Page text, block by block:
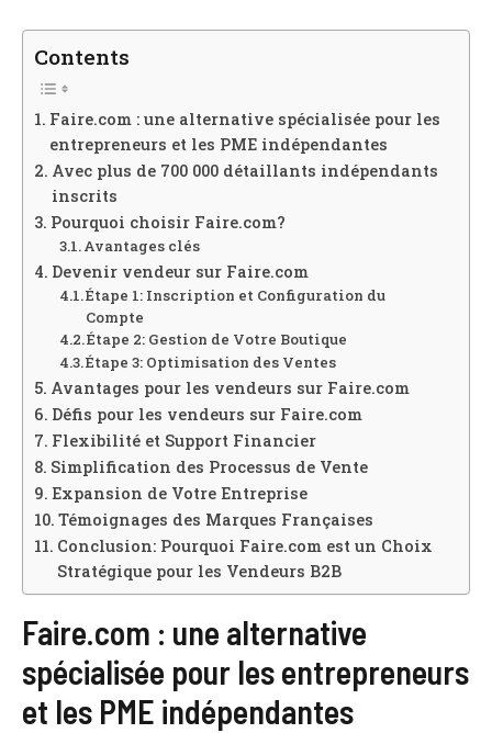
Contents
Faire.com : une alternative spécialisée pour les
entrepreneurs et les PME indépendantes
Avec plus de 700 000 détaillants indépendants
inscrits
Pourquoi choisir Faire.com?
Avantages clés
Devenir vendeur sur Faire.com
Étape 1: Inscription et Configuration du
Compte
Étape 2: Gestion de Votre Boutique
Étape 3: Optimisation des Ventes
Avantages pour les vendeurs sur Faire.com
Défis pour les vendeurs sur Faire.com
Flexibilité et Support Financier
Simplification des Processus de Vente
Expansion de Votre Entreprise
Témoignages des Marques Françaises
Conclusion: Pourquoi Faire.com est un Choix
Stratégique pour les Vendeurs B2B
Faire.com : une alternative
spécialisée pour les entrepreneurs
et les PME indépendantes